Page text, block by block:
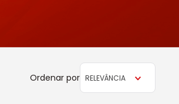
RELEVÂNCIA